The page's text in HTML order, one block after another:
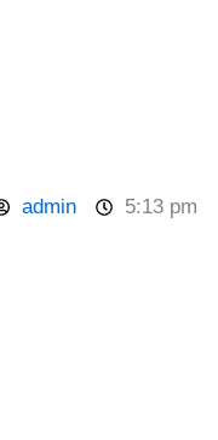
admin 5:13 pm